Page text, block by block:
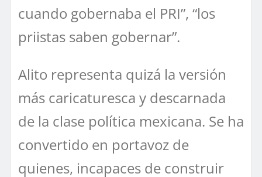
cuando gobernaba el PRI”, “los
priistas saben gobernar”.
Alito representa quizá la versión
más caricaturesca y descarnada
de la clase política mexicana. Se ha
convertido en portavoz de
quienes, incapaces de construir